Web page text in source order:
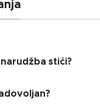
stići?